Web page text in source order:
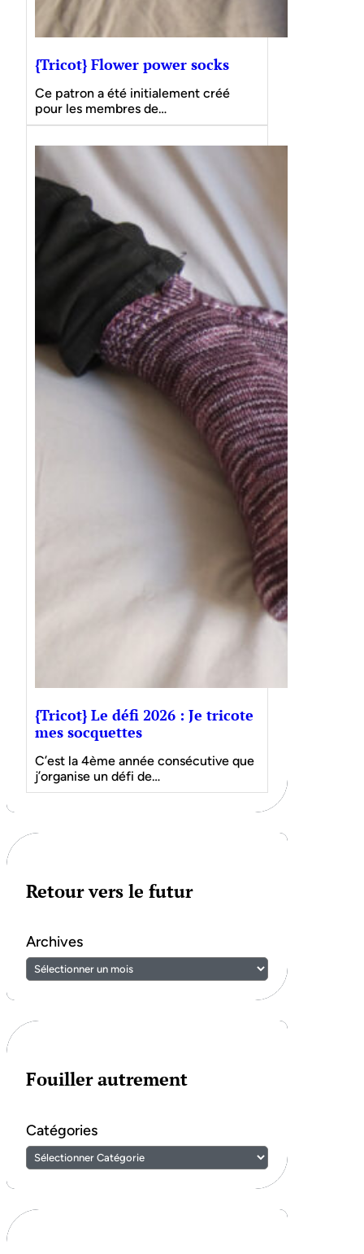
{Tricot} Flower power socks
Ce patron a été initialement créé
pour les membres de…
{Tricot} Le défi 2026 : Je tricote
mes socquettes
C’est la 4ème année consécutive que
j’organise un défi de…
Retour vers le futur
Archives
Fouiller autrement
Catégories